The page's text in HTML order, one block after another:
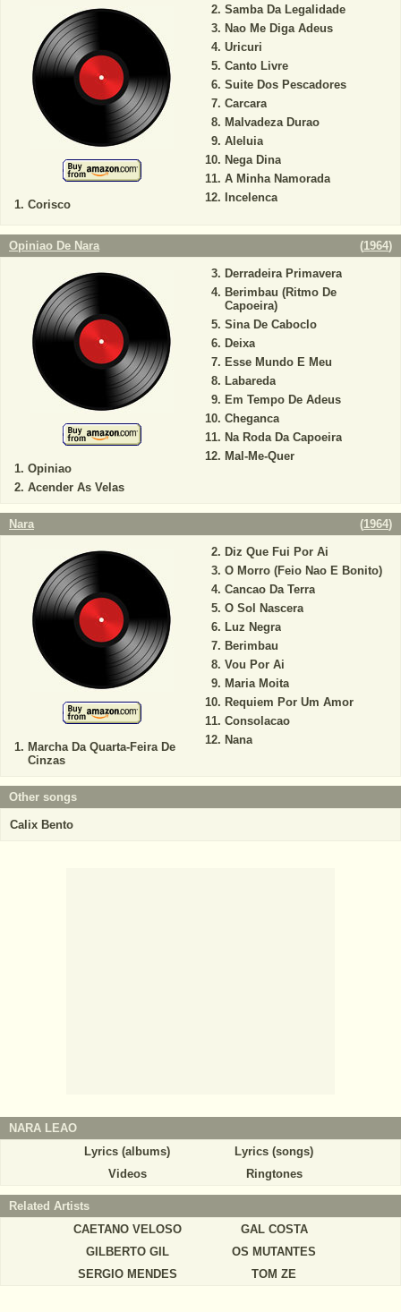
Corisco
Samba Da Legalidade
Nao Me Diga Adeus
Uricuri
Canto Livre
Suite Dos Pescadores
Carcara
Malvadeza Durao
Aleluia
Nega Dina
A Minha Namorada
Incelenca
Opiniao De Nara (1964)
Opiniao
Acender As Velas
Derradeira Primavera
Berimbau (Ritmo De
Capoeira)
Sina De Caboclo
Deixa
Esse Mundo E Meu
Labareda
Em Tempo De Adeus
Cheganca
Na Roda Da Capoeira
Mal-Me-Quer
Nara (1964)
Marcha Da Quarta-Feira De
Cinzas
Diz Que Fui Por Ai
O Morro (Feio Nao E Bonito)
Cancao Da Terra
O Sol Nascera
Luz Negra
Berimbau
Vou Por Ai
Maria Moita
Requiem Por Um Amor
Consolacao
Nana
Other songs
Calix Bento
NARA LEAO
Lyrics (albums)
Lyrics (songs)
Videos
Ringtones
Related Artists
CAETANO VELOSO
GAL COSTA
GILBERTO GIL
OS MUTANTES
SERGIO MENDES
TOM ZE